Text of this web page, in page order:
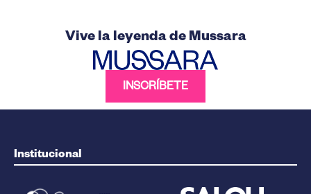
Vive la leyenda de Mussara
INSCRÍBETE
Institucional